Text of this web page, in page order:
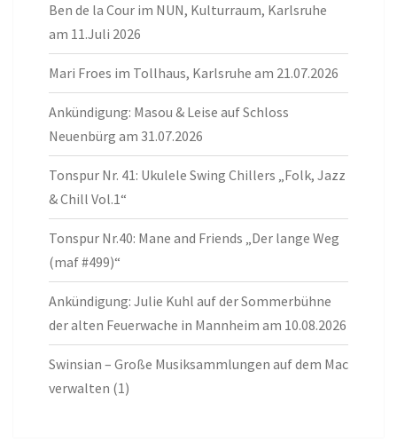
Ben de la Cour im NUN, Kulturraum, Karlsruhe
am 11.Juli 2026
Mari Froes im Tollhaus, Karlsruhe am 21.07.2026
Ankündigung: Masou & Leise auf Schloss
Neuenbürg am 31.07.2026
Tonspur Nr. 41: Ukulele Swing Chillers „Folk, Jazz
& Chill Vol.1“
Tonspur Nr.40: Mane and Friends „Der lange Weg
(maf #499)“
Ankündigung: Julie Kuhl auf der Sommerbühne
der alten Feuerwache in Mannheim am 10.08.2026
Swinsian – Große Musiksammlungen auf dem Mac
verwalten (1)